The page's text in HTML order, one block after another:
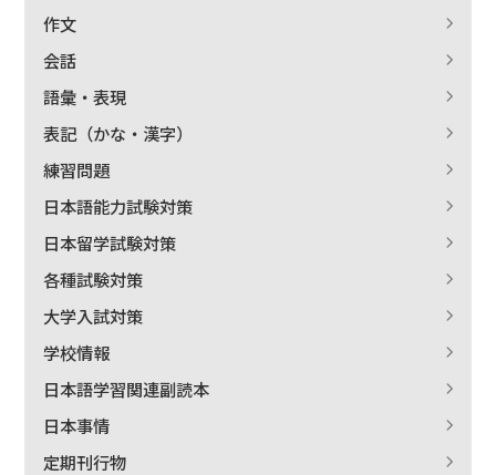
作文
会話
語彙・表現
表記（かな・漢字）
練習問題
日本語能力試験対策
日本留学試験対策
各種試験対策
大学入試対策
学校情報
日本語学習関連副読本
日本事情
定期刊行物